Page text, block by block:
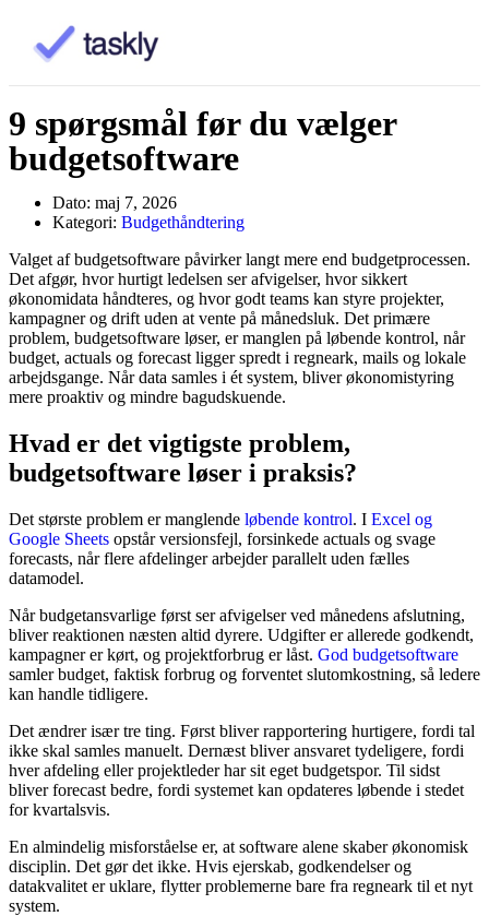
9 spørgsmål før du vælger
budgetsoftware
Dato: maj 7, 2026
Kategori: Budgethåndtering
Valget af budgetsoftware påvirker langt mere end budgetprocessen.
Det afgør, hvor hurtigt ledelsen ser afvigelser, hvor sikkert
økonomidata håndteres, og hvor godt teams kan styre projekter,
kampagner og drift uden at vente på månedsluk. Det primære
problem, budgetsoftware løser, er manglen på løbende kontrol, når
budget, actuals og forecast ligger spredt i regneark, mails og lokale
arbejdsgange. Når data samles i ét system, bliver økonomistyring
mere proaktiv og mindre bagudskuende.
Hvad er det vigtigste problem,
budgetsoftware løser i praksis?
Det største problem er manglende løbende kontrol. I Excel og
Google Sheets opstår versionsfejl, forsinkede actuals og svage
forecasts, når flere afdelinger arbejder parallelt uden fælles
datamodel.
Når budgetansvarlige først ser afvigelser ved månedens afslutning,
bliver reaktionen næsten altid dyrere. Udgifter er allerede godkendt,
kampagner er kørt, og projektforbrug er låst. God budgetsoftware
samler budget, faktisk forbrug og forventet slutomkostning, så ledere
kan handle tidligere.
Det ændrer især tre ting. Først bliver rapportering hurtigere, fordi tal
ikke skal samles manuelt. Dernæst bliver ansvaret tydeligere, fordi
hver afdeling eller projektleder har sit eget budgetspor. Til sidst
bliver forecast bedre, fordi systemet kan opdateres løbende i stedet
for kvartalsvis.
En almindelig misforståelse er, at software alene skaber økonomisk
disciplin. Det gør det ikke. Hvis ejerskab, godkendelser og
datakvalitet er uklare, flytter problemerne bare fra regneark til et nyt
system.